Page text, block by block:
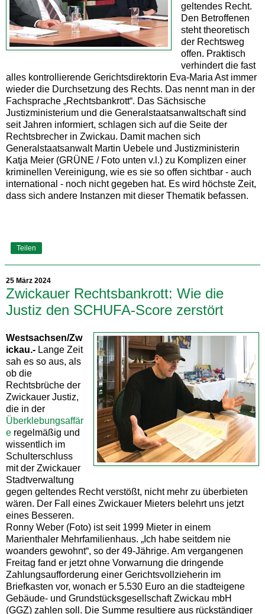
geltendes Recht.
Den Betroffenen
steht theoretisch
der Rechtsweg
offen. Praktisch
verhindert die fast
alles kontrollierende Gerichtsdirektorin Eva-Maria Ast immer
wieder die Durchsetzung des Rechts. Das nennt man in der
Fachsprache „Rechtsbankrott“. Das Sächsische
Justizministerium und die Generalstaatsanwaltschaft sind
seit Jahren informiert, schlagen sich auf die Seite der
Rechtsbrecher in Zwickau. Damit machen sich
Generalstaatsanwalt Martin Uebele und Justizministerin
Katja Meier (GRÜNE / Foto unten v.l.) zu Komplizen einer
kriminellen Vereinigung, wie es sie so offen sichtbar - auch
international - noch nicht gegeben hat. Es wird höchste Zeit,
dass sich andere Instanzen mit dieser Thematik befassen.
Teilen
25 März 2024
Zwickauer Rechtsbankrott: Wie die
Justiz den SCHUFA-Score zerstört
Westsachsen/Zw
ickau.- Lange Zeit
sah es so aus, als
ob die
Rechtsbrüche der
Zwickauer Justiz,
die in der
Überklebungsaffär
e regelmäßig und
wissentlich im
Schulterschluss
mit der Zwickauer
Stadtverwaltung
gegen geltendes Recht verstößt, nicht mehr zu überbieten
wären. Der Fall eines Zwickauer Mieters belehrt uns jetzt
eines Besseren.
Ronny Weber (Foto) ist seit 1999 Mieter in einem
Marienthaler Mehrfamilienhaus. „Ich habe seitdem nie
woanders gewohnt“, so der 49-Jährige. Am vergangenen
Freitag fand er jetzt ohne Vorwarnung die dringende
Zahlungsaufforderung einer Gerichtsvollzieherin im
Briefkasten vor, wonach er 5.530 Euro an die stadteigene
Gebäude- und Grundstücksgesellschaft Zwickau mbH
(GGZ) zahlen soll. Die Summe resultiere aus rückständiger